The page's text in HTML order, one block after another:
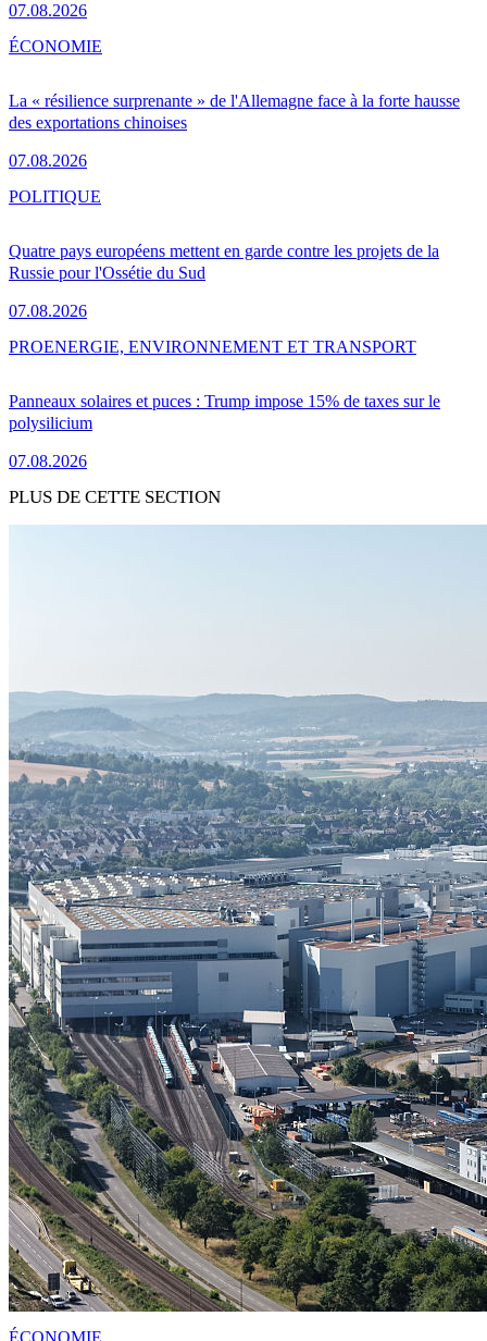
07.08.2026
La « résilience surprenante » de l'Allemagne face à la forte hausse
des exportations chinoises
07.08.2026
ÉCONOMIE
Quatre pays européens mettent en garde contre les projets de la
Russie pour l'Ossétie du Sud
07.08.2026
POLITIQUE
Panneaux solaires et puces : Trump impose 15% de taxes sur le
polysilicium
07.08.2026
PROENERGIE, ENVIRONNEMENT ET TRANSPORT
PLUS DE CETTE SECTION
ÉCONOMIE